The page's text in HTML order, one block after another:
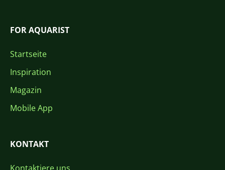
FOR AQUARIST
Startseite
Inspiration
Magazin
Mobile App
KONTAKT